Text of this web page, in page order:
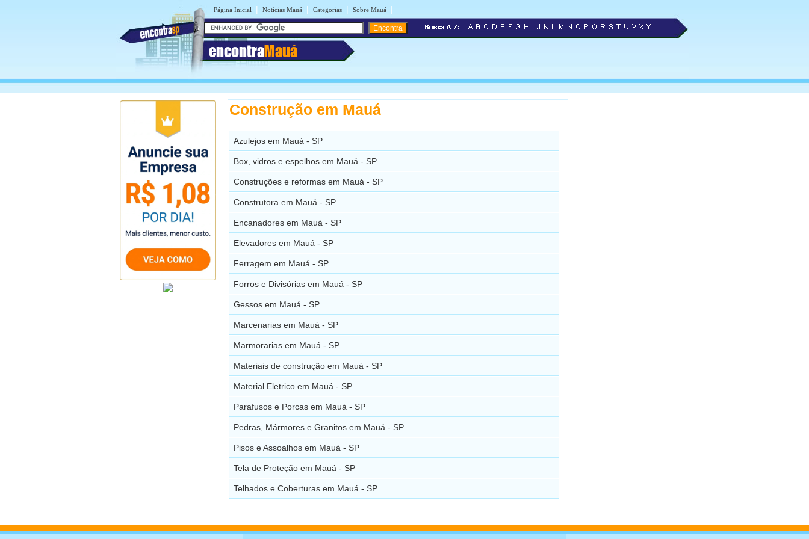
Página Inicial | Notícias Mauá | Categorias | Sobre Mauá |
encontraMauá
Construção em Mauá
Azulejos em Mauá - SP
Box, vidros e espelhos em Mauá - SP
Construções e reformas em Mauá - SP
Construtora em Mauá - SP
Encanadores em Mauá - SP
Elevadores em Mauá - SP
Ferragem em Mauá - SP
Forros e Divisórias em Mauá - SP
Gessos em Mauá - SP
Marcenarias em Mauá - SP
Marmorarias em Mauá - SP
Materiais de construção em Mauá - SP
Material Eletrico em Mauá - SP
Parafusos e Porcas em Mauá - SP
Pedras, Mármores e Granitos em Mauá - SP
Pisos e Assoalhos em Mauá - SP
Tela de Proteção em Mauá - SP
Telhados e Coberturas em Mauá - SP